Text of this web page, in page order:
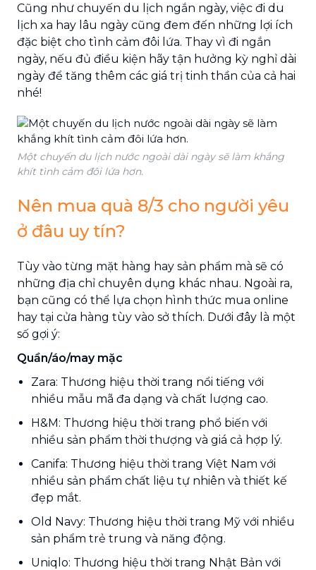
Cũng như chuyến du lịch ngắn ngày, việc đi du
lịch xa hay lâu ngày cũng đem đến những lợi ích
đặc biệt cho tình cảm đôi lứa. Thay vì đi ngắn
ngày, nếu đủ điều kiện hãy tận hưởng kỳ nghỉ dài
ngày để tăng thêm các giá trị tinh thần của cả hai
nhé!
Một chuyến du lịch nước ngoài dài ngày sẽ làm khắng
khít tình cảm đôi lứa hơn.
Nên mua quà 8/3 cho người yêu
ở đâu uy tín?
Tùy vào từng mặt hàng hay sản phẩm mà sẽ có
những địa chỉ chuyên dụng khác nhau. Ngoài ra,
bạn cũng có thể lựa chọn hình thức mua online
hay tại cửa hàng tùy vào sở thích. Dưới đây là một
số gợi ý:
Quần/áo/may mặc
Zara: Thương hiệu thời trang nổi tiếng với
nhiều mẫu mã đa dạng và chất lượng cao.
H&M: Thương hiệu thời trang phổ biến với
nhiều sản phẩm thời thượng và giá cả hợp lý.
Canifa: Thương hiệu thời trang Việt Nam với
nhiều sản phẩm chất liệu tự nhiên và thiết kế
đẹp mắt.
Old Navy: Thương hiệu thời trang Mỹ với nhiều
sản phẩm trẻ trung và năng động.
Uniqlo: Thương hiệu thời trang Nhật Bản với